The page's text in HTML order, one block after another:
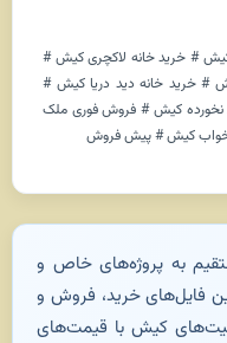
# خرید خانه لاکچری کیش #
# خرید خانه دید دریا کیش #
نخورده کیش # فروش فوری ملک
کیش # پیش فروش
به پروژه‌های خاص و
فایل‌های خرید، فروش و
کیش با قیمت‌های